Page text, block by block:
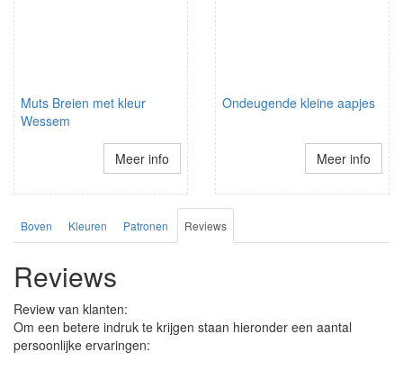
Muts Breien met kleur
Wessem
Meer info
Ondeugende kleine aapjes
Meer info
Boven Kleuren Patronen Reviews
Reviews
Review van klanten:
Om een betere indruk te krijgen staan hieronder een aantal
persoonlijke ervaringen: